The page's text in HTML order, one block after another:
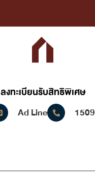
ลงทะเบียนรับสิทธิพิเศษ
Ad Line 1509